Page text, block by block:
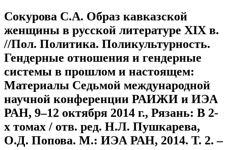
Сокурова С.А. Образ кавказской
женщины в русской литературе XIX в.
//Пол. Политика. Поликультурность.
Гендерные отношения и гендерные
системы в прошлом и настоящем:
Материалы Седьмой международной
научной конференции РАИЖИ и ИЭА
РАН, 9–12 октября 2014 г., Рязань: В 2-
х томах / отв. ред. Н.Л. Пушкарева,
О.Д. Попова. М.: ИЭА РАН, 2014. Т. 2. –